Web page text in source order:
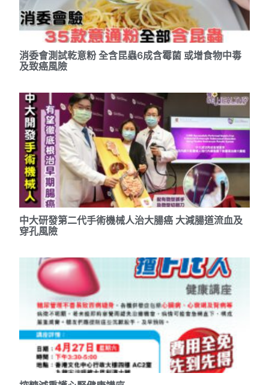
消委會測試乾意粉 全含昆蟲6成含霉菌 或增食物中毒
及致癌風險
中大研發第二代手術機械人治大腸癌 大減腸道流血及
穿孔風險